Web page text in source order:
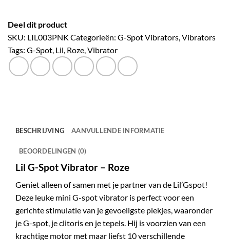
Deel dit product
SKU: LIL003PNK Categorieën: G-Spot Vibrators,Vibrators
Tags: G-Spot, Lil, Roze,Vibrator
BESCHRIJVING AANVULLENDE INFORMATIE
BEOORDELINGEN (0)
Lil G-Spot Vibrator – Roze
Geniet alleen of samen met je partner van de Lil’Gspot!
Deze leuke mini G-spot vibrator is perfect voor een
gerichte stimulatie van je gevoeligste plekjes, waaronder
je G-spot, je clitoris en je tepels. Hij is voorzien van een
krachtige motor met maar liefst 10 verschillende